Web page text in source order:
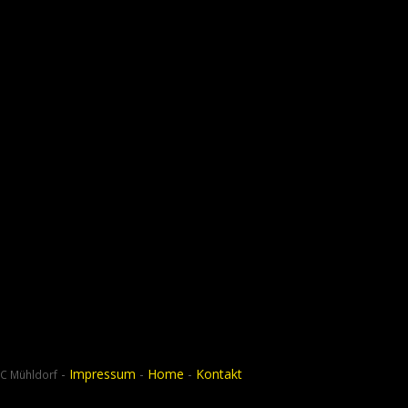
Mühldorf - Impressum - Home - Kontakt